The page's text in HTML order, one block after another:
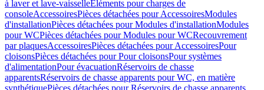
à laver et lave-vaisselleEléments pour charges de
consoleAccessoiresPièces détachées pour AccessoiresModules
d'installationPièces détachées pour Modules d'installationModules
pour WCPièces détachées pour Modules pour WCRecouvrement
par plaquesAccessoiresPièces détachées pour AccessoiresPour
cloisonsPièces détachées pour Pour cloisonsPour systèmes
d'alimentationPour évacuationRéservoirs de chasse
apparentsRéservoirs de chasse apparents pour WC, en matière
synthétiquePièces détachées pour Réservoirs de chasse apparents